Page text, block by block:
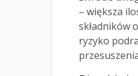
– większa
składników
ryzyko